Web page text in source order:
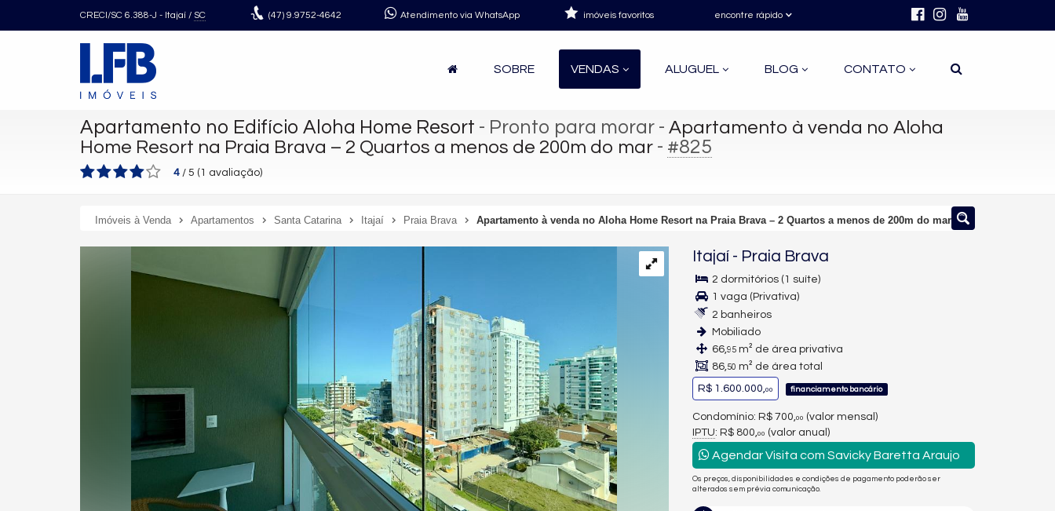
CRECI/SC 6.388-J - Itajaí / SC (47) 9.9752-4642 Atendimento via WhatsApp encontre rápido
imóveis favoritos
SOBRE VENDAS ALUGUEL BLOG CONTATO
Apartamento no Edifício Aloha Home Resort - Pronto para morar - Apartamento à venda no Aloha
Home Resort na Praia Brava – 2 Quartos a menos de 200m do mar - #825
4 / 5 ( 1 avaliação)
Imóveis à Venda Apartamentos Santa Catarina Itajaí Praia Brava Apartamento à venda no Aloha Home Resort na Praia Brava – 2 Quartos a menos de 200m do mar
Itajaí - Praia Brava
2 dormitórios (1 suíte)
1 vaga (Privativa)
2 banheiros
Mobiliado
66,95 m² de área privativa
86,50 m² de área total
R$ 1.600.000,00 financiamento bancário
Condomínio: R$ 700, 00 (valor mensal)
IPTU: R$ 800, 00 (valor anual)
Agendar Visita com Savicky Baretta Araujo
Os preços, disponibilidades e condições de pagamento poderão ser
alterados sem prévia comunicação.